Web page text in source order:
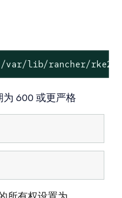
lib/rancher/rke2/
600 或更严格